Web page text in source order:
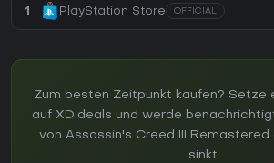
1 PlayStation Store OFFICIAL
Zum besten Zeitpunkt kaufen? Setze
auf XD.deals und werde
von Assassin's Creed III
sinkt.